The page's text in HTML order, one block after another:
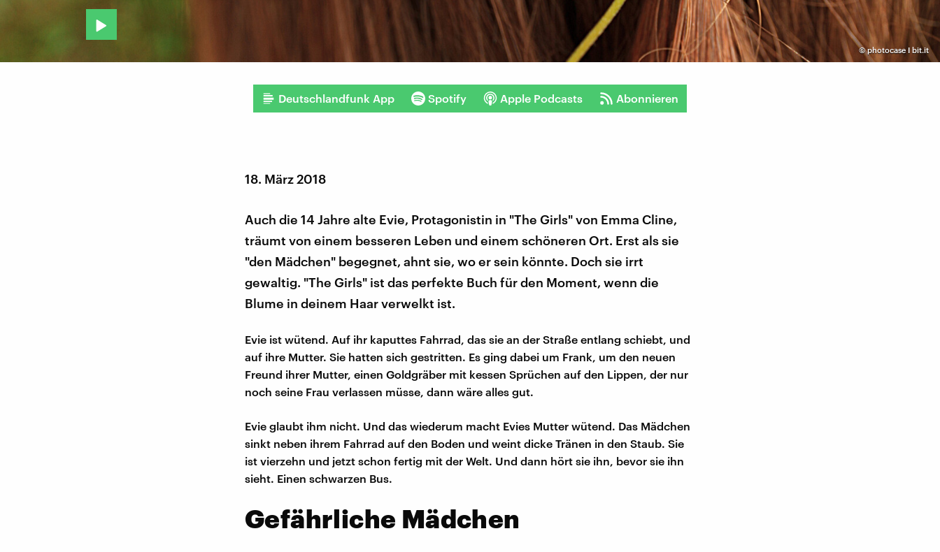
©photocase I bit.it
Deutschlandfunk App Spotify Apple Podcasts Abonnieren
18. März 2018
Auch die 14 Jahre alte Evie, Protagonistin in "The Girls" von Emma Cline,
träumt von einem besseren Leben und einem schöneren Ort. Erst als sie
"den Mädchen" begegnet, ahnt sie, wo er sein könnte. Doch sie irrt
gewaltig. "The Girls" ist das perfekte Buch für den Moment, wenn die
Blume in deinem Haar verwelkt ist.
Evie ist wütend. Auf ihr kaputtes Fahrrad, das sie an der Straße entlang schiebt, und
auf ihre Mutter. Sie hatten sich gestritten. Es ging dabei um Frank, um den neuen
Freund ihrer Mutter, einen Goldgräber mit kessen Sprüchen auf den Lippen, der nur
noch seine Frau verlassen müsse, dann wäre alles gut.
Evie glaubt ihm nicht. Und das wiederum macht Evies Mutter wütend. Das Mädchen
sinkt neben ihrem Fahrrad auf den Boden und weint dicke Tränen in den Staub. Sie
ist vierzehn und jetzt schon fertig mit der Welt. Und dann hört sie ihn, bevor sie ihn
sieht. Einen schwarzen Bus.
Gefährliche Mädchen